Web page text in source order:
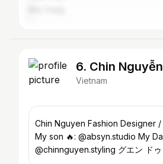
6. Chin Nguyễn
Vietnam
Chin Nguyen Fashion Designer / Fashion Stylist
My son 🔥: @absyn.studio My Darling :
@chinnguyen.styling グエン ドゥック チィン